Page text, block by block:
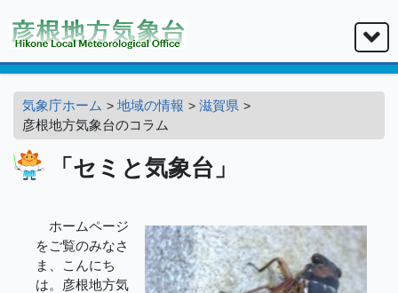
気象庁ホーム 地域の情報
滋賀県
彦根地方気象台のコラム
「セミと気象台」
ホームページ
をご覧のみなさ
ま、こんにち
は。彦根地方気